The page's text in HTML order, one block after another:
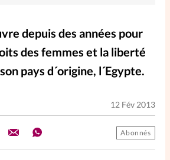
L'anecdote
féminin
depuis des années pour
des femmes et la liberté
pays d´origine, l´Egypte.
12 Fév 2013
Abonnés